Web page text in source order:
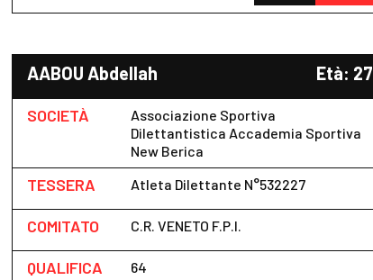
AABOU Abdellah Età: 27
SOCIETÀ
Associazione Sportiva
Dilettantistica Accademia Sportiva
New Berica
TESSERA Atleta Dilettante N°532227
COMITATO C.R. VENETO F.P.I.
QUALIFICA 64